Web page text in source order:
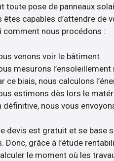
toute pose de panneaux
êtes capables d’attendre de
comment nous procédons :
venons voir le bâtiment
mesurons
ce biais, nous calculons
estimons dès lors le
définitive, nous vous
devis est gratuit et se base
Donc, grâce à l’étude
le moment où les